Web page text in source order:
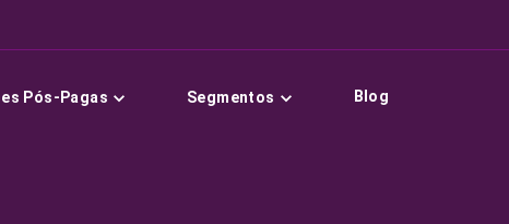
Pós-Pagas Segmentos Blog